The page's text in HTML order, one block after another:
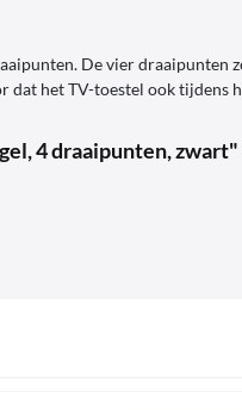
De vier
dat het TV-toestel ook tijdens
4 draaipunten, zwart"